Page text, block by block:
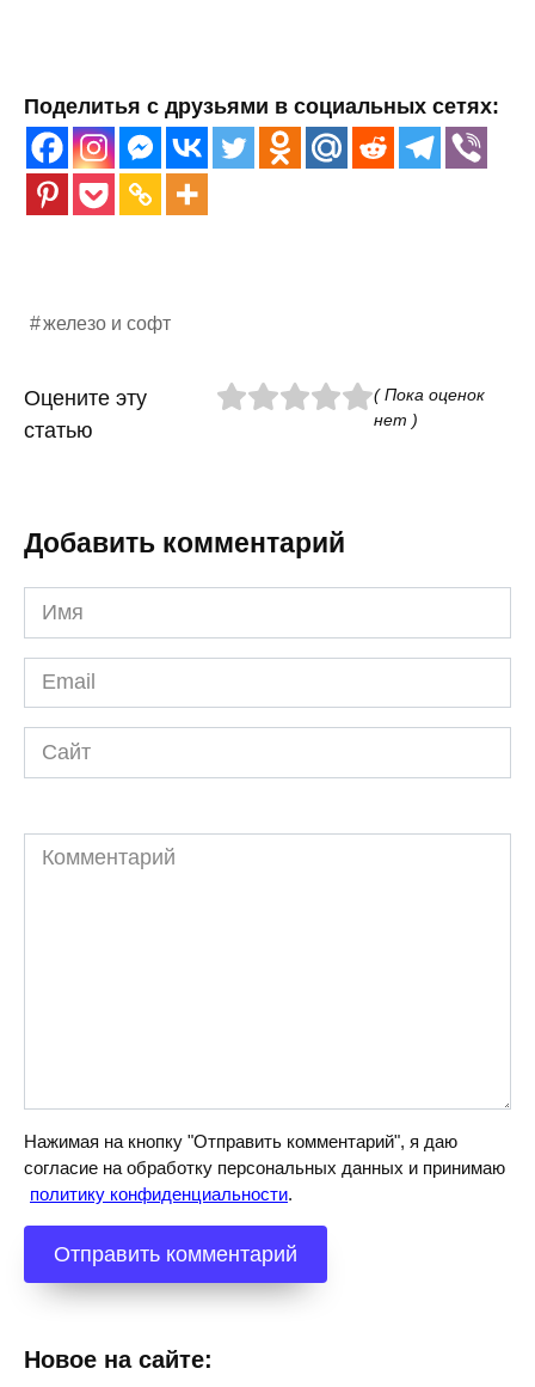
Поделитья с друзьями в социальных сетях:
железо и софт
Оцените эту
статью
( Пока оценок
нет )
Добавить комментарий
Имя
*
Email
*
Сайт
Комментарий
Нажимая на кнопку "Отправить комментарий", я даю
согласие на обработку персональных данных и принимаю
политику конфиденциальности.
Новое на сайте: